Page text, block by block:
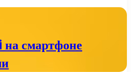
смартфоне